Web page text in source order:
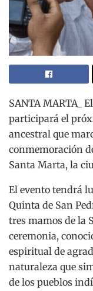
SANTA MARTA_
participará el
ancestral que
conmemoración
Santa Marta, la
El evento tendrá
Quinta de San
tres mamos de la
ceremonia,
espiritual de
naturaleza que
de los pueblos